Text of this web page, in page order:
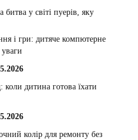
у світі пуерів, яку
і гри: дитяче компютерне
дитина готова їхати
колір для ремонту без